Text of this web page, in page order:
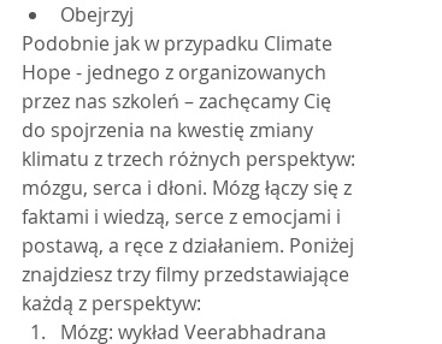
Obejrzyj
Podobnie jak w przypadku Climate
Hope - jednego z organizowanych
przez nas szkoleń – zachęcamy Cię
do spojrzenia na kwestię zmiany
klimatu z trzech różnych perspektyw:
mózgu, serca i dłoni. Mózg łączy się z
faktami i wiedzą, serce z emocjami i
postawą, a ręce z działaniem. Poniżej
znajdziesz trzy filmy przedstawiające
każdą z perspektyw:
Mózg: wykład Veerabhadrana